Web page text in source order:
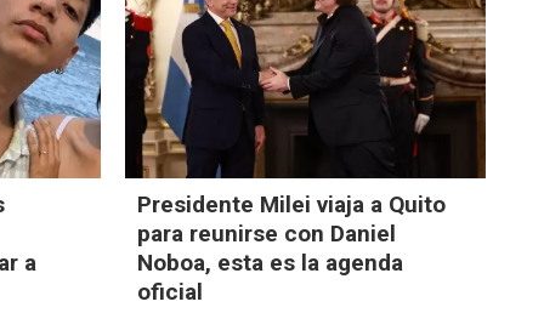
a
Presidente Milei viaja a Quito
para reunirse con Daniel
Noboa, esta es la agenda
oficial